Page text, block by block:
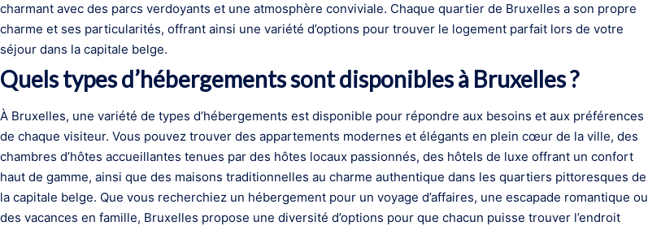
charmant avec des parcs verdoyants et une atmosphère conviviale. Chaque quartier de Bruxelles a son propre
charme et ses particularités, offrant ainsi une variété d’options pour trouver le logement parfait lors de votre
séjour dans la capitale belge.
Quels types d’hébergements sont disponibles à Bruxelles ?
À Bruxelles, une variété de types d’hébergements est disponible pour répondre aux besoins et aux préférences
de chaque visiteur. Vous pouvez trouver des appartements modernes et élégants en plein cœur de la ville, des
chambres d’hôtes accueillantes tenues par des hôtes locaux passionnés, des hôtels de luxe offrant un confort
haut de gamme, ainsi que des maisons traditionnelles au charme authentique dans les quartiers pittoresques de
la capitale belge. Que vous recherchiez un hébergement pour un voyage d’affaires, une escapade romantique ou
des vacances en famille, Bruxelles propose une diversité d’options pour que chacun puisse trouver l’endroit